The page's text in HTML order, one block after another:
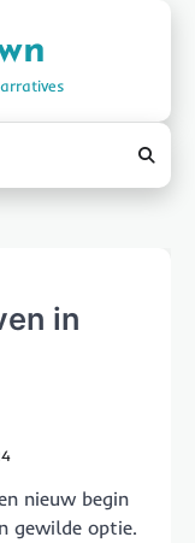
in
nieuw begin
gewilde optie.